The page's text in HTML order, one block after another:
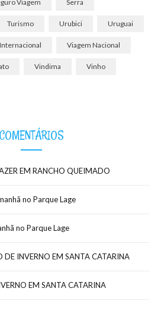
Viagem Serra
Turismo Urubici Uruguai
Viagem Nacional
Vindima Vinho
COMENTÁRIOS
EM RANCHO QUEIMADO
no Parque Lage
no Parque Lage
DE INVERNO EM SANTA CATARINA
EM SANTA CATARINA